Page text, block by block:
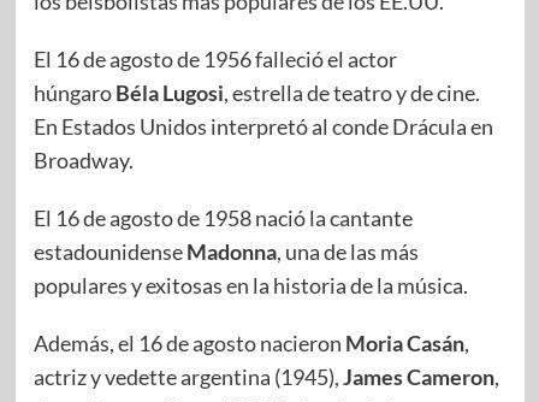
El 16 de agosto de 1956 falleció el actor
húngaroBéla Lugosi, estrella de teatro y de cine.
En Estados Unidos interpretó al conde Drácula en
Broadway.
El 16 de agosto de 1958 nació la cantante
estadounidenseMadonna, una de las más
populares y exitosas en la historia de la música.
Además, el 16 de agosto nacieron Moria Casán,
actriz y vedette argentina (1945),James Cameron,